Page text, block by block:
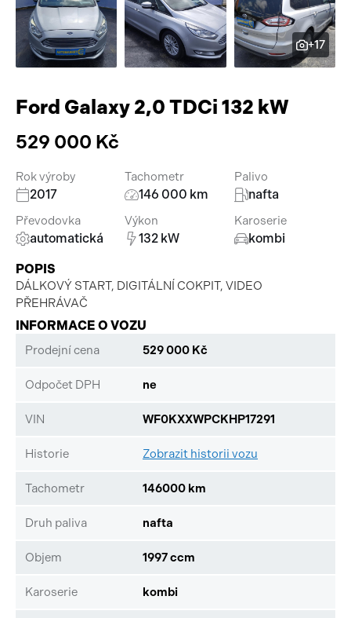
Pracovní stroje
Náhradní díly
Příslušenství
Auto a život
Videa
+17
Ford Galaxy 2,0 TDCi 132 kW
529 000 Kč
Rok výroby
2017
Tachometr
146 000 km
Palivo
nafta
Převodovka
automatická
Výkon
132 kW
Karoserie
kombi
POPIS
DÁLKOVÝ START, DIGITÁLNÍ COKPIT, VIDEO
PŘEHRÁVAČ
INFORMACE O VOZU
Prodejní cena 529 000 Kč
Odpočet DPH ne
VIN WF0KXXWPCKHP17291
Historie Zobrazit historii vozu
Tachometr 146000 km
Druh paliva nafta
Objem 1997 ccm
Karoserie kombi